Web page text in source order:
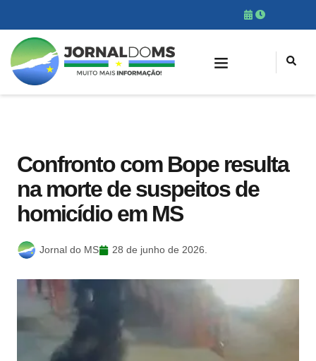
Confronto com Bope resulta
na morte de suspeitos de
homicídio em MS
Jornal do MS 28 de junho de 2026.